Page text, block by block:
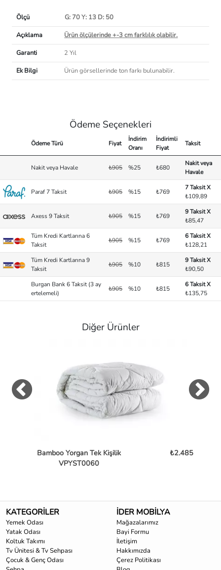
Ölçü
G: 70 Y: 13 D: 50
Açıklama
Ürün ölçülerinde +-3 cm farklılık olabilir.
Garanti
2 Yıl
Ek Bilgi
Ürün görsellerinde ton farkı bulunabilir.
Ödeme Seçenekleri
Ödeme Türü Fiyat
İndirim
Oranı
İndirimli
Fiyat
Taksit
Nakit veya Havale ₺905 %25 ₺680
Nakit veya
Havale
Paraf 7 Taksit ₺905 %15 ₺769
7 Taksit X
₺109,89
Axess 9 Taksit ₺905 %15 ₺769
9 Taksit X
₺85,47
Tüm Kredi Kartlarına 6
Taksit
₺905 %15 ₺769
6 Taksit X
₺128,21
Tüm Kredi Kartlarına 9
Taksit
₺905 %10 ₺815
9 Taksit X
₺90,50
Burgan Bank 6 Taksit (3 ay
ertelemeli)
₺905 %10 ₺815
6 Taksit X
₺135,75
Diğer Ürünler
Bamboo Yorgan Tek Kişilik
VPYST0060
₺2.485
KATEGORİLER
Yemek Odası
Yatak Odası
Koltuk Takımı
Tv Ünitesi & Tv Sehpası
Çocuk & Genç Odası
İDER MOBİLYA
Mağazalarımız
Bayi Formu
İletişim
Hakkımızda
Çerez Politikası